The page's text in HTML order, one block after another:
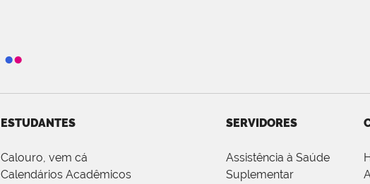
ESTUDANTES
Calouro, vem cá
Calendários Acadêmicos
SERVIDORES
Assistência à Saúde
Suplementar